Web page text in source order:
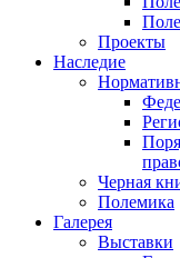
Проекты
Наследие
Черная
Полемика
Галерея
Выставки